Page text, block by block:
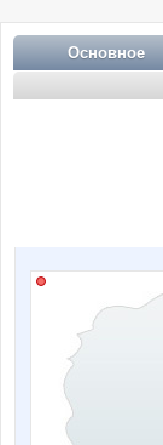
Основное